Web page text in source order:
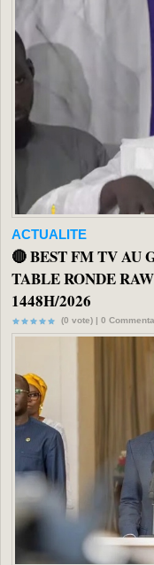
ACTUALITE
🔴 BEST FM TV AU
TABLE RONDE
1448H/2026
(0 vote) | 0